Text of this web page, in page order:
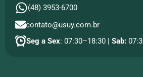
(48) 3953-6700
contato@usuy.com.br
Seg a Sex: 07:30–18:30 | Sab: